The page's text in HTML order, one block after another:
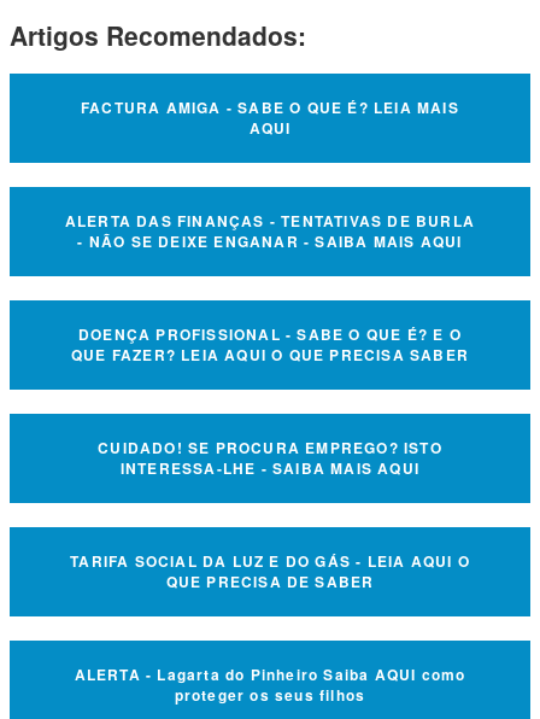
Artigos Recomendados:
FACTURA AMIGA - SABE O QUE É? LEIA MAIS
AQUI
ALERTA DAS FINANÇAS - TENTATIVAS DE BURLA
- NÃO SE DEIXE ENGANAR - SAIBA MAIS AQUI
DOENÇA PROFISSIONAL - SABE O QUE É? E O
QUE FAZER? LEIA AQUI O QUE PRECISA SABER
CUIDADO! SE PROCURA EMPREGO? ISTO
INTERESSA-LHE - SAIBA MAIS AQUI
TARIFA SOCIAL DA LUZ E DO GÁS - LEIA AQUI O
QUE PRECISA DE SABER
ALERTA - Lagarta do Pinheiro Saiba AQUI como
proteger os seus filhos